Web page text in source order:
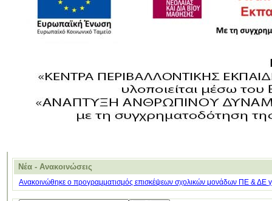
Νέα - Ανακοινώσεις
Ανακοινώθηκε ο προγραμματισμός επισκέψεων σχολικών μονάδων ΠΕ & ΔΕ